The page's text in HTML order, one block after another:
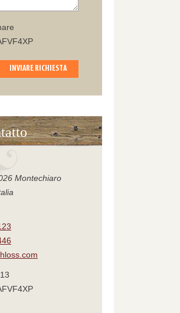
INVIARE RICHIESTA
Montechiaro